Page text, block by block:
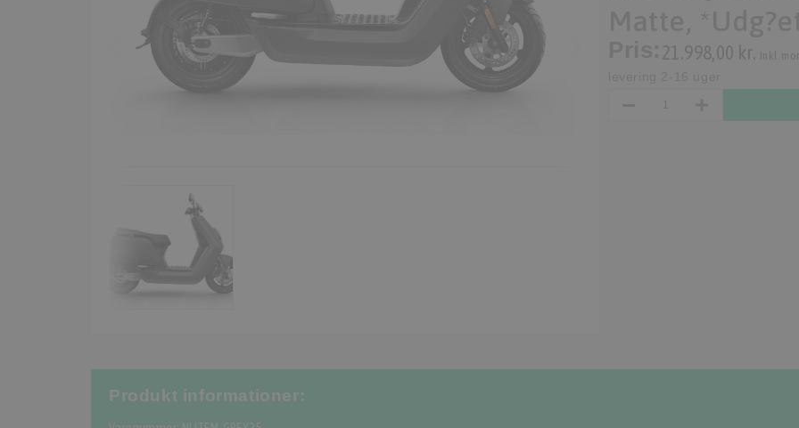
Produkt informationer: